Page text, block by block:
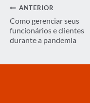
Navegação
de
Post
ANTERIOR
Como gerenciar seus
funcionários e clientes
durante a pandemia